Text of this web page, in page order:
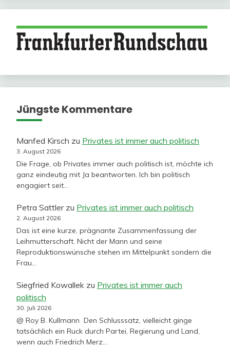
Jüngste Kommentare
Manfed Kirsch zu Privates ist immer auch politisch
3. August 2026
Die Frage, ob Privates immer auch politisch ist, möchte ich
ganz eindeutig mit Ja beantworten. Ich bin politisch
engagiert seit…
Petra Sattlerzu Privates ist immer auch politisch
2. August 2026
Das ist eine kurze, prägnante Zusammenfassung der
Leihmutterschaft. Nicht der Mann und seine
Reproduktionswünsche stehen im Mittelpunkt sondern die
Frau…
Siegfried Kowallek zu Privates ist immer auch
politisch
30. Juli 2026
@ Roy B. Kullmann Den Schlusssatz, vielleicht ginge
tatsächlich ein Ruck durch Partei, Regierung und Land,
wenn auch Friedrich Merz…